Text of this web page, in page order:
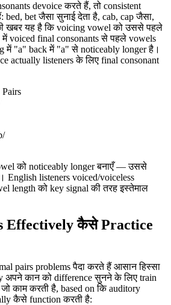
devoice करते हैं, तो consistent
bed, bet जैसा सुनाई देता है, cab, cap जैसा,
खबर यह है कि voicing vowel को उससे पहले
में voiced final consonants से पहले vowels
में "a" back में "a" से noticeably longer है।
actually listeners के लिए final consonant
को noticeably longer बनाएँ — उससे
English listeners voiced/voiceless
length को key signal की तरह इस्तेमाल
Effectively कैसे Practice
pairs problems पैदा करते हैं आसान हिस्सा
अपने कान को difference सुनने के लिए train
काम करती है, based on कि auditory
कैसे function करती है: